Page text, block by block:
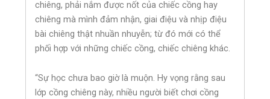
chiêng, phải nắm được nốt của chiếc cồng hay
chiêng mà mình đảm nhận, giai điệu và nhịp điệu
bài chiêng thật nhuần nhuyễn; từ đó mới có thể
phối hợp với những chiếc cồng, chiếc chiêng khác.
“Sự học chưa bao giờ là muộn. Hy vọng rằng sau
lớp cồng chiêng này, nhiều người biết chơi cồng